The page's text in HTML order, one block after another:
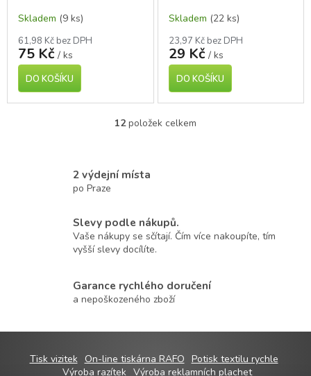
Skladem (9 ks)
61,98 Kč bez DPH
75 Kč / ks
DO KOŠÍKU
Skladem (22 ks)
23,97 Kč bez DPH
29 Kč / ks
DO KOŠÍKU
O
í
p
y
v
s
u
12položek celkem
2 výdejní místa
po Praze
Slevy podle nákupů.
Vaše nákupy se sčítají. Čím více nakoupíte, tím
vyšší slevy docílíte.
Garance rychlého doručení
a nepoškozeného zboží
Tisk vizitek On-line tiskárna RAFO Potisk textilu rychle
Výroba razítek Výroba reklamních plachet